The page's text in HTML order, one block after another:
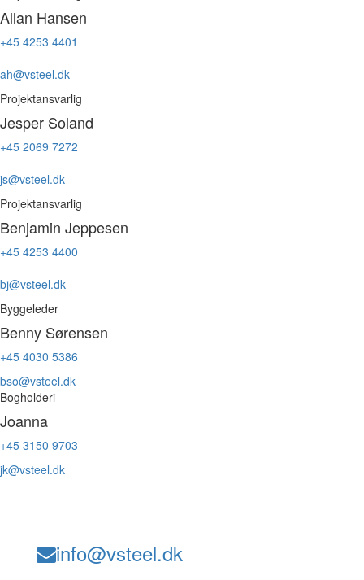
Allan Hansen
+45 4253 4401
ah@vsteel.dk
Projektansvarlig
Jesper Soland
+45 2069 7272
js@vsteel.dk
Projektansvarlig
Benjamin Jeppesen
+45 4253 4400
bj@vsteel.dk
Byggeleder
Benny Sørensen
+45 4030 5386
bso@vsteel.dk
Bogholderi
Joanna
+45 3150 9703
jk@vsteel.dk
info@vsteel.dk